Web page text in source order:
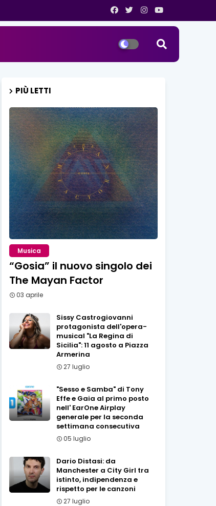
PIÙ LETTI
Musica
“Gosia” il nuovo singolo dei
The Mayan Factor
03 aprile
Sissy Castrogiovanni
protagonista dell'opera-
musical "La Regina di
Sicilia": 11 agosto a Piazza
Armerina
27 luglio
"Sesso e Samba" di Tony
Effe e Gaia al primo posto
nell' EarOne Airplay
generale per la seconda
settimana consecutiva
05 luglio
Dario Distasi: da
Manchester a City Girl tra
istinto, indipendenza e
rispetto per le canzoni
27 luglio